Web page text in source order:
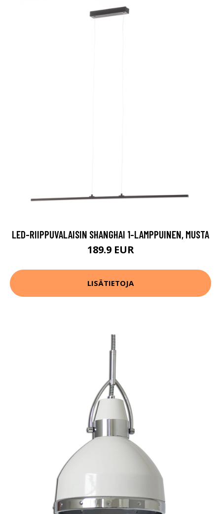
LED-RIIPPUVALAISIN SHANGHAI 1-LAMPPUINEN, MUSTA
189.9 EUR
LISÄTIETOJA